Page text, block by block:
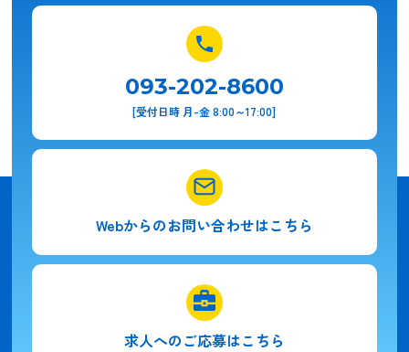
093-202-8600
[受付日時 月-金 8:00～17:00]
Webからのお問い合わせはこちら
求人へのご応募はこちら